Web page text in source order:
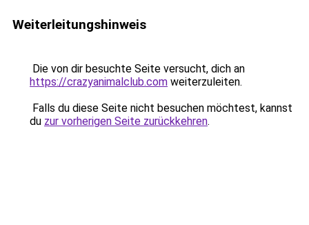
Weiterleitungshinweis
Die von dir besuchte Seite versucht, dich an
https://crazyanimalclub.com weiterzuleiten.
Falls du diese Seite nicht besuchen möchtest, kannst
du zur vorherigen Seite zurückkehren.